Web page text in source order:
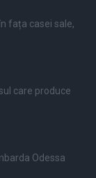
fața casei sale,
care produce
Odessa